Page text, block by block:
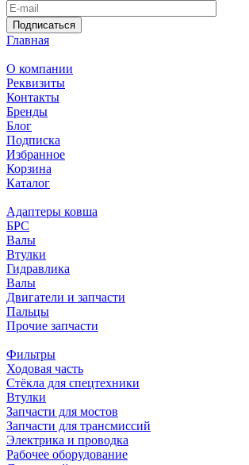
Подписаться
Главная
О компании
Реквизиты
Контакты
Бренды
Блог
Подписка
Избранное
Корзина
Каталог
Адаптеры ковша
БРС
Валы
Втулки
Гидравлика
Валы
Двигатели и запчасти
Пальцы
Прочие запчасти
Фильтры
Ходовая часть
Стёкла для спецтехники
Втулки
Запчасти для мостов
Запчасти для трансмиссий
Электрика и проводка
Рабочее оборудование